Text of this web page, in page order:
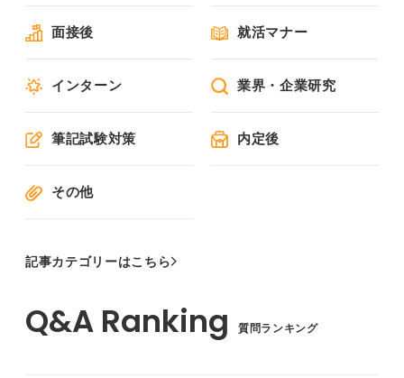
面接後 就活マナー
インターン 業界・企業研究
筆記試験対策 内定後
その他
記事カテゴリーはこちら
質問ランキング